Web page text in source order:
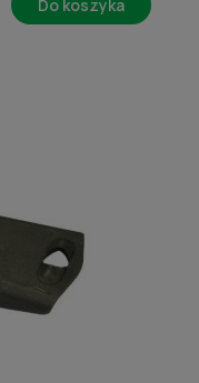
Do koszyka